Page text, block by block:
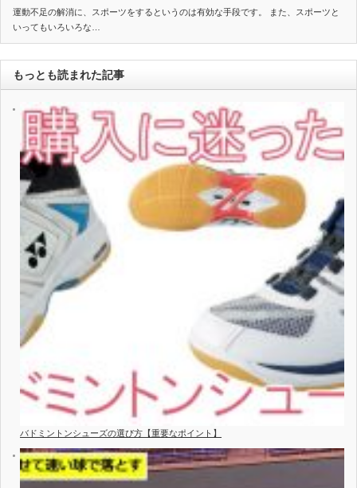
運動不足の解消に、スポーツをするというのは有効な手段です。 また、スポーツと
いってもいろいろな…
もっとも読まれた記事
バドミントンシューズの選び方【重要なポイント】